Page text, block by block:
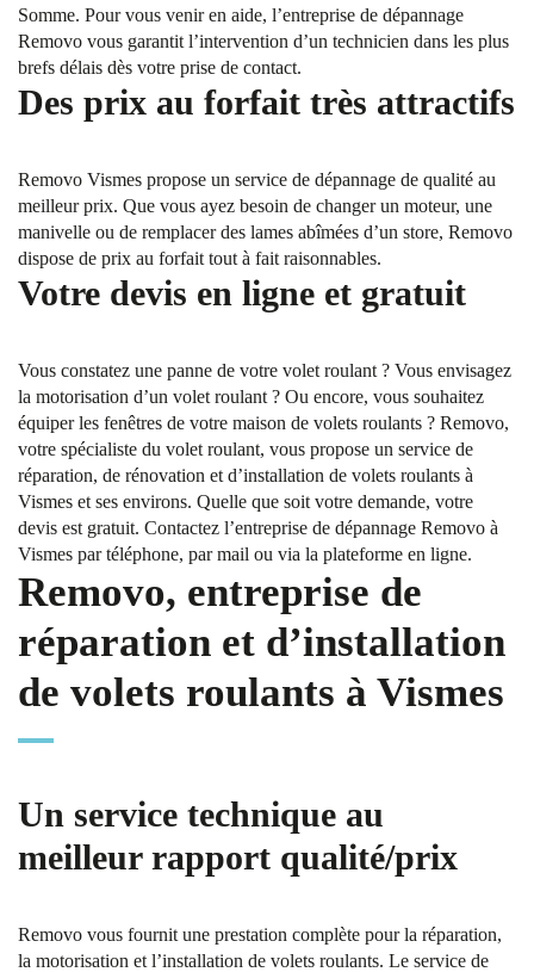
Somme. Pour vous venir en aide, l’entreprise de dépannage
Removo vous garantit l’intervention d’un technicien dans les plus
brefs délais dès votre prise de contact.
Des prix au forfait très attractifs
Removo Vismes propose un service de dépannage de qualité au
meilleur prix. Que vous ayez besoin de changer un moteur, une
manivelle ou de remplacer des lames abîmées d’un store, Removo
dispose de prix au forfait tout à fait raisonnables.
Votre devis en ligne et gratuit
Vous constatez une panne de votre volet roulant ? Vous envisagez
la motorisation d’un volet roulant ? Ou encore, vous souhaitez
équiper les fenêtres de votre maison de volets roulants ? Removo,
votre spécialiste du volet roulant, vous propose un service de
réparation, de rénovation et d’installation de volets roulants à
Vismes et ses environs. Quelle que soit votre demande, votre
devis est gratuit. Contactez l’entreprise de dépannage Removo à
Vismes par téléphone, par mail ou via la plateforme en ligne.
Removo, entreprise de
réparation et d’installation
de volets roulants à Vismes
Un service technique au
meilleur rapport qualité/prix
Removo vous fournit une prestation complète pour la réparation,
la motorisation et l’installation de volets roulants. Le service de